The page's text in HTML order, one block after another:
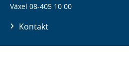
Växel 08-405 10 00
Kontakt